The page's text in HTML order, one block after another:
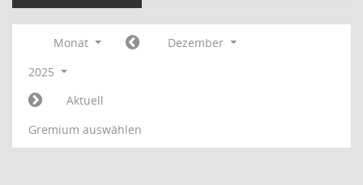
Monat
Dezember
2025
Aktuell
Gremium auswählen